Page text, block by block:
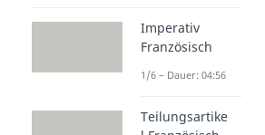
Imperativ
Französisch
1/6 – Dauer: 04:56
Teilungsartike